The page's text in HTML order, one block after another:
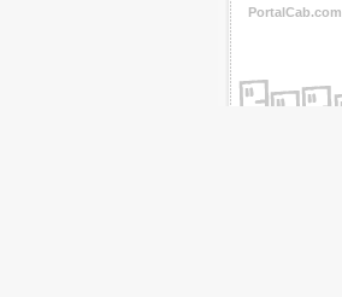
PortalCab.com